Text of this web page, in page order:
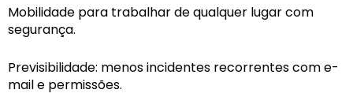
Mobilidade para trabalhar de qualquer lugar com
segurança.
Previsibilidade: menos incidentes recorrentes com e-
mail e permissões.